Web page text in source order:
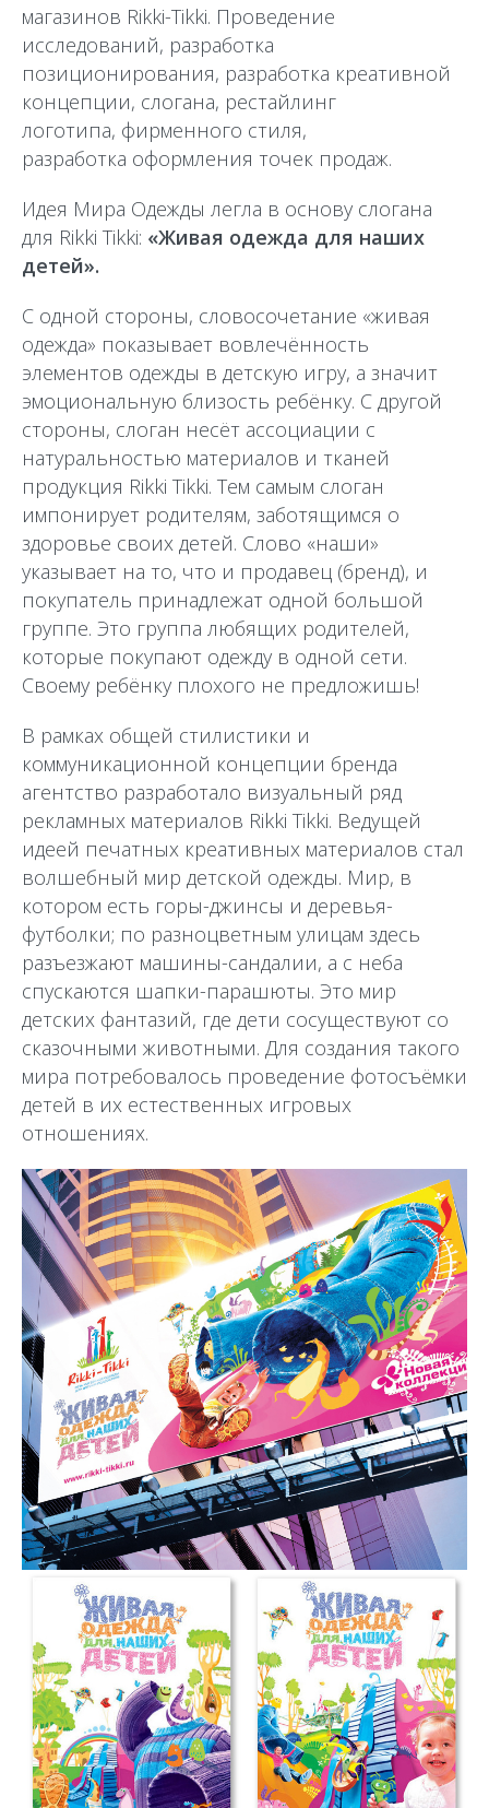
магазинов Rikki-Tikki. Проведение
исследований, разработка
позиционирования, разработка креативной
концепции, слогана, рестайлинг
логотипа, фирменного стиля,
разработка оформления точек продаж.
Идея Мира Одежды легла в основу слогана
для Rikki Tikki: «Живая одежда для наших
детей».
С одной стороны, словосочетание «живая
одежда» показывает вовлечённость
элементов одежды в детскую игру, а значит
эмоциональную близость ребёнку. С другой
стороны, слоган несёт ассоциации с
натуральностью материалов и тканей
продукция Rikki Tikki. Тем самым слоган
импонирует родителям, заботящимся о
здоровье своих детей. Слово «наши»
указывает на то, что и продавец (бренд), и
покупатель принадлежат одной большой
группе. Это группа любящих родителей,
которые покупают одежду в одной сети.
Своему ребёнку плохого не предложишь!
В рамках общей стилистики и
коммуникационной концепции бренда
агентство разработало визуальный ряд
рекламных материалов Rikki Tikki. Ведущей
идеей печатных креативных материалов стал
волшебный мир детской одежды. Мир, в
котором есть горы-джинсы и деревья-
футболки; по разноцветным улицам здесь
разъезжают машины-сандалии, а с неба
спускаются шапки-парашюты. Это мир
детских фантазий, где дети сосуществуют со
сказочными животными. Для создания такого
мира потребовалось проведение фотосъёмки
детей в их естественных игровых
отношениях.